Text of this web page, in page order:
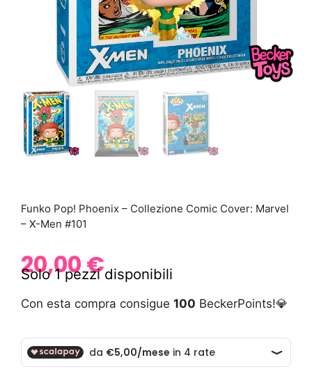
Funko Pop! Phoenix – Collezione Comic Cover: Marvel
– X-Men #101
20,00€
Solo 1 pezzi disponibili
Con esta compra consigue 100 BeckerPoints!💎